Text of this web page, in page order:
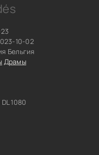
10-02
Бельгия
Драмы
1080